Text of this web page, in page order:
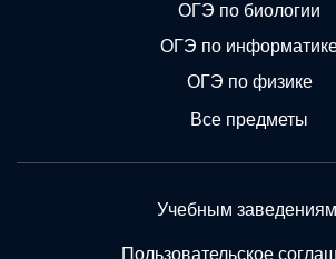
ОГЭ по биологии
ОГЭ по
ОГЭ по физике
Все предметы
Учебным заведениям
Пользовательское